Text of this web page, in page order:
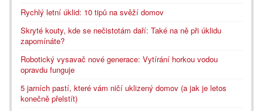
Rychlý letní úklid: 10 tipů na svěží domov
Skryté kouty, kde se nečistotám daří: Také na ně při úklidu
zapomínáte?
Robotický vysavač nové generace: Vytírání horkou vodou
opravdu funguje
5 jarních pastí, které vám ničí uklizený domov (a jak je letos
konečně přelstít)